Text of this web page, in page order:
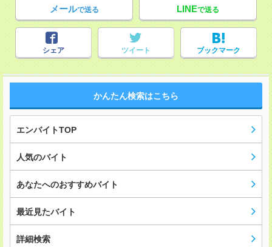
メールで送る LINEで送る
シェア ツイート ブックマーク
かんたん検索はこちら
エンバイトTOP
人気のバイト
あなたへのおすすめバイト
最近見たバイト
詳細検索